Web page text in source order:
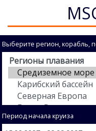
Выберите регион, корабль,
Период начала круиза